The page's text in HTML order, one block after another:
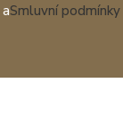
aSmluvní podmínky